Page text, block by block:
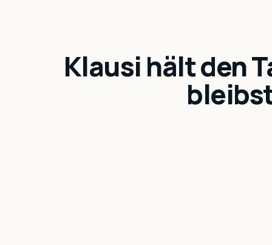
Klausi hält den